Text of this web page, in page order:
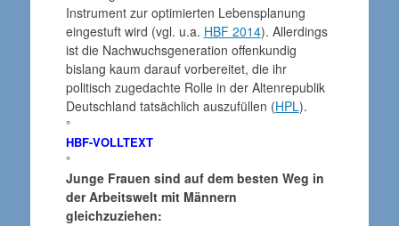
Instrument zur optimierten Lebensplanung
eingestuft wird (vgl. u.a. HBF 2014). Allerdings
ist die Nachwuchsgeneration offenkundig
bislang kaum darauf vorbereitet, die ihr
politisch zugedachte Rolle in der Altenrepublik
Deutschland tatsächlich auszufüllen (HPL).
°
HBF-VOLLTEXT
°
Junge Frauen sind auf dem besten Weg in
der Arbeitswelt mit Männern
gleichzuziehen: